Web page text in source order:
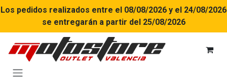
Ir al contenido
Los pedidos realizados entre el 08/08/2026 y el 24/08/2026
se entregarán a partir del 25/08/2026